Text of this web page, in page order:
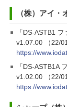
（株）アイ・
「DS-ASTB1 フ
v1.07.00 （22/
https://
「DS-ASTB1A
v1.02.00 （22/
https://